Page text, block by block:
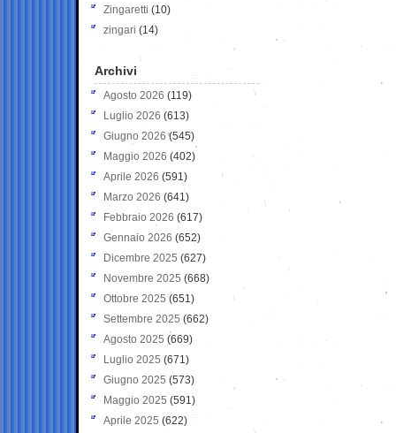
Zingaretti (10)
zingari (14)
Archivi
Agosto 2026 (119)
Luglio 2026 (613)
Giugno 2026 (545)
Maggio 2026 (402)
Aprile 2026 (591)
Marzo 2026 (641)
Febbraio 2026 (617)
Gennaio 2026 (652)
Dicembre 2025 (627)
Novembre 2025 (668)
Ottobre 2025 (651)
Settembre 2025 (662)
Agosto 2025 (669)
Luglio 2025 (671)
Giugno 2025 (573)
Maggio 2025 (591)
Aprile 2025 (622)